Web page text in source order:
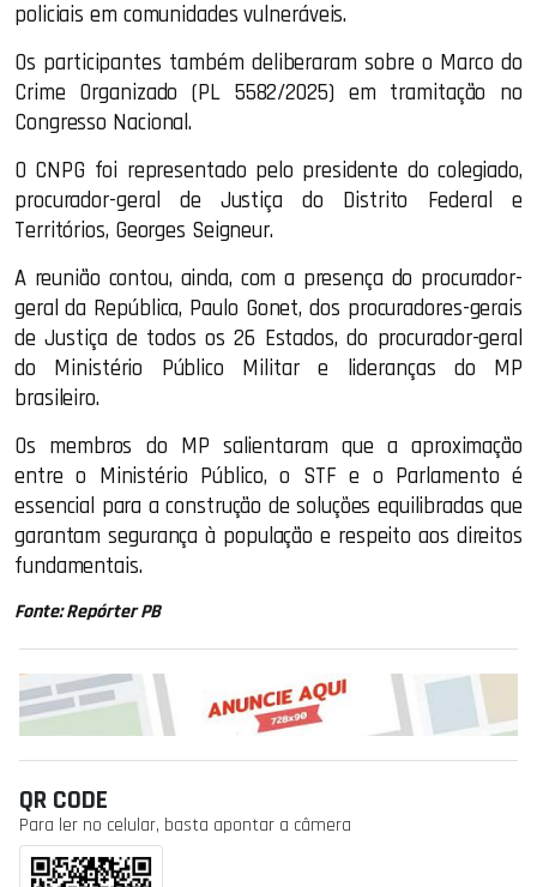
policiais em comunidades vulneráveis.
Os participantes também deliberaram sobre o Marco do
Crime Organizado (PL 5582/2025) em tramitação no
Congresso Nacional.
O CNPG foi representado pelo presidente do colegiado,
procurador-geral de Justiça do Distrito Federal e
Territórios, Georges Seigneur.
A reunião contou, ainda, com a presença do procurador-
geral da República, Paulo Gonet, dos procuradores-gerais
de Justiça de todos os 26 Estados, do procurador-geral
do Ministério Público Militar e lideranças do MP
brasileiro.
Os membros do MP salientaram que a aproximação
entre o Ministério Público, o STF e o Parlamento é
essencial para a construção de soluções equilibradas que
garantam segurança à população e respeito aos direitos
fundamentais.
Fonte: Repórter PB
QR CODE
Para ler no celular, basta apontar a câmera